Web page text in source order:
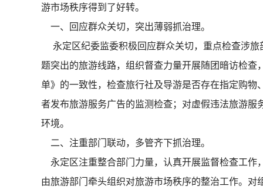
游市场秩序得到了好转。
一、回应群众关切，突出薄弱抓治理。
永定区纪委监委积极回应群众关切，重点检查涉旅
题突出的旅游线路，组织督查力量开展随团暗访检
单》的一致性，检查旅行社及导游是否存在指定购
者发布旅游服务广告的监测检查；对虚假违法旅游
环境。
二、注重部门联动，多管齐下抓治理。
永定区注重整合部门力量，认真开展监督检查工作
由旅游部门牵头组织对旅游市场秩序的整治工作。